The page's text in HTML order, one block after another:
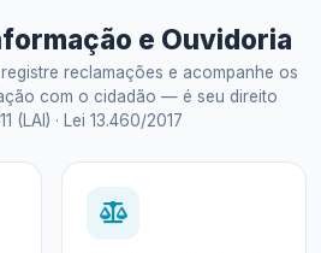
e Ouvidoria
reclamações e acompanhe os
com o cidadão — é seu direito
(LAI) · Lei 13.460/2017